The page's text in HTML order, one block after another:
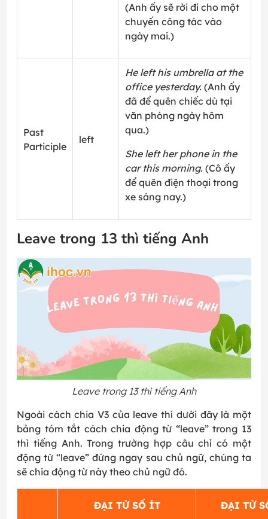
(Anh ấy sẽ rời đi cho một
chuyến công tác vào
ngày mai.)
Past
Participle
left
He left his umbrella at the
office yesterday. (Anh ấy
đã để quên chiếc dù tại
văn phòng ngày hôm
qua.)
She left her phone in the
car this morning. (Cô ấy
để quên điện thoại trong
xe sáng nay.)
Leave trong 13 thì tiếng Anh
Leave trong 13 thì tiếng Anh
Ngoài cách chia V3 của leave thì dưới đây là một
bảng tóm tắt cách chia động từ “leave” trong 13
thì tiếng Anh. Trong trường hợp câu chỉ có một
động từ “leave” đứng ngay sau chủ ngữ, chúng ta
sẽ chia động từ này theo chủ ngữ đó.
ĐẠI TỪ SỐ ÍT ĐẠI TỪ